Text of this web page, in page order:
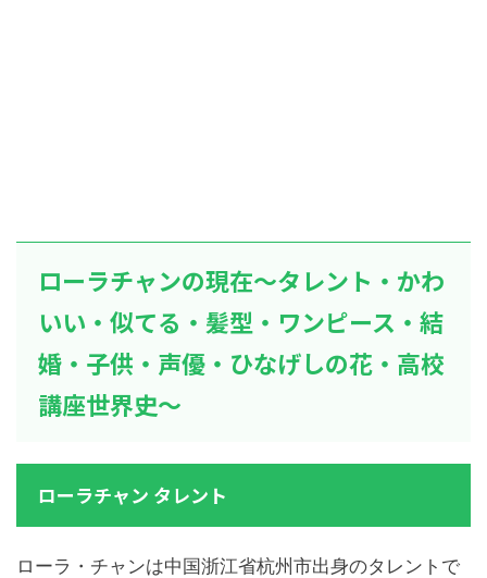
ローラチャンの現在～タレント・かわ
いい・似てる・髪型・ワンピース・結
婚・子供・声優・ひなげしの花・高校
講座世界史～
ローラチャン タレント
ローラ・チャンは中国浙江省杭州市出身のタレントで